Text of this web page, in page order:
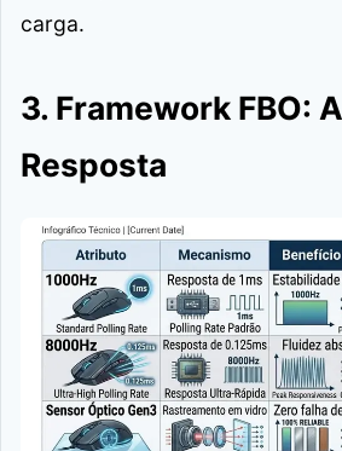
carga.
3. Framework FBO:
Resposta